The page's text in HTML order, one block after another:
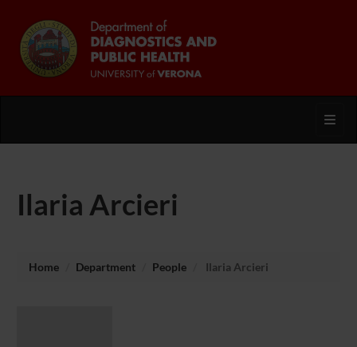
Ilaria Arcieri
Home Department People Ilaria Arcieri